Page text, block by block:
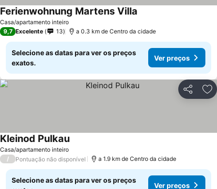
Casa/apartamento inteiro
Ferienwohnung Martens Villa
9,7 Excelente 13 a 0.3 km de Centro da cidade
Selecione as datas para ver os preços
exatos.
Ver preços
Partilhar
Casa/apartamento inteiro
Kleinod PulkauVer preços
/ Pontuação não disponível a 1.9 km de Centro da cidade
Selecione as datas para ver os preços
Ver preços